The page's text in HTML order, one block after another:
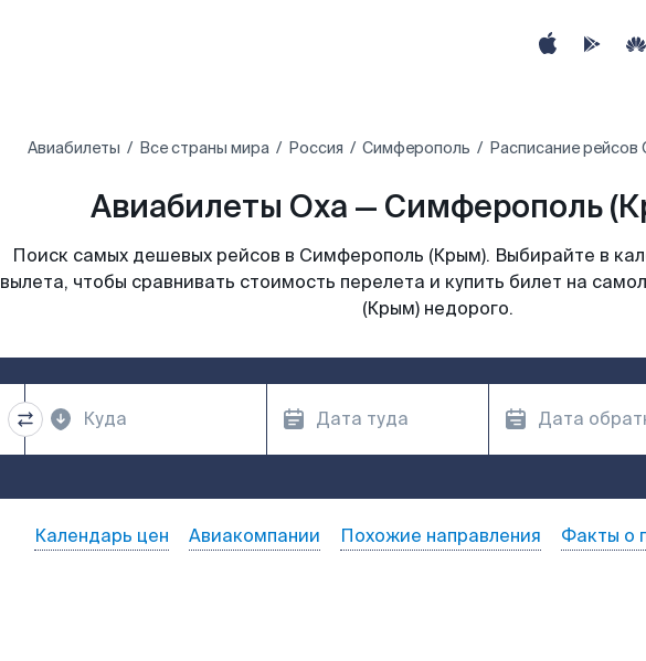
Авиабилеты Все страны мира Россия Симферополь Расписание
Авиабилеты Оха — Симферополь
Поиск самых дешевых рейсов в Симферополь (Крым). Выбирайте в
вылета, чтобы сравнивать стоимость перелета и купить билет на
(Крым) недорого.
Календарь цен Авиакомпании Похожие направления Факты о